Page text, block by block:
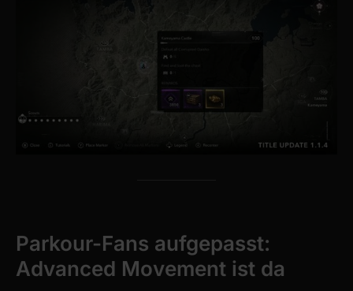
Parkour-Fans aufgepasst:
Advanced Movement ist da